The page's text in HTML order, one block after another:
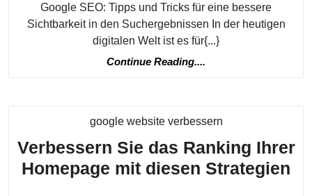
Google SEO: Tipps und Tricks für eine bessere
Sichtbarkeit in den Suchergebnissen In der heutigen
digitalen Welt ist es für{...}
Continue Reading....
google website verbessernKategorie
Verbessern Sie das Ranking Ihrer
Homepage mit diesen Strategien